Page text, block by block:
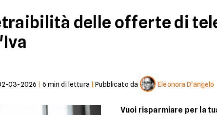
delle offerte di
03-2026 6 min di lettura |Pubblicato da Eleonora D'angelo
Vuoi risparmiare per la